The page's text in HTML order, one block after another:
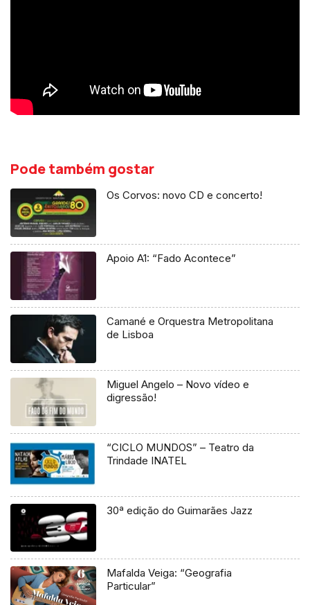
Pode também gostar
Os Corvos: novo CD e concerto!
Apoio A1: “Fado Acontece”
Camané e Orquestra Metropolitana
de Lisboa
Miguel Angelo – Novo vídeo e
digressão!
“CICLO MUNDOS” – Teatro da
Trindade INATEL
30ª edição do Guimarães Jazz
Mafalda Veiga: “Geografia
Particular”